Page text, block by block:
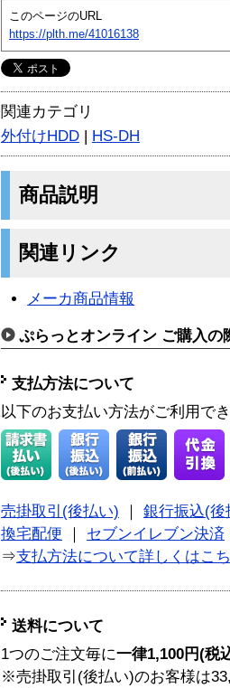
このページのURL
https://plth.me/41016138
関連カテゴリ
外付けHDD | HS-DH
商品説明
関連リンク
メーカ商品情報
ぷらっとオンライン ご購入の
支払方法について
以下のお支払い方法がご利用で
売掛取引(後払い)
銀行振込(後
換宅配便
セブンイレブン決済
⇒支払方法について詳しくはこ
送料について
1つのご注文毎に一律1,100円(税
※売掛取引(後払い)のお客様は